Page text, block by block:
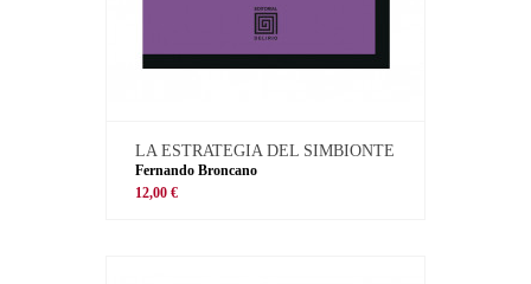
LA ESTRATEGIA DEL SIMBIONTE
Fernando Broncano
12,00 €